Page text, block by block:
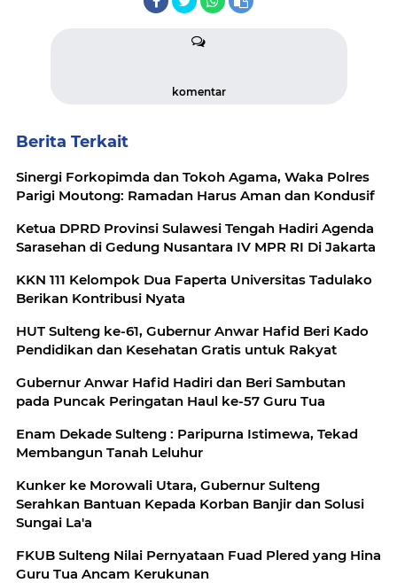
komentar
Berita Terkait
Sinergi Forkopimda dan Tokoh Agama, Waka Polres
Parigi Moutong: Ramadan Harus Aman dan Kondusif
Ketua DPRD Provinsi Sulawesi Tengah Hadiri Agenda
Sarasehan di Gedung Nusantara IV MPR RI Di Jakarta
KKN 111 Kelompok Dua Faperta Universitas Tadulako
Berikan Kontribusi Nyata
HUT Sulteng ke-61, Gubernur Anwar Hafid Beri Kado
Pendidikan dan Kesehatan Gratis untuk Rakyat
Gubernur Anwar Hafid Hadiri dan Beri Sambutan
pada Puncak Peringatan Haul ke-57 Guru Tua
Enam Dekade Sulteng : Paripurna Istimewa, Tekad
Membangun Tanah Leluhur
Kunker ke Morowali Utara, Gubernur Sulteng
Serahkan Bantuan Kepada Korban Banjir dan Solusi
Sungai La'a
FKUB Sulteng Nilai Pernyataan Fuad Plered yang Hina
Guru Tua Ancam Kerukunan